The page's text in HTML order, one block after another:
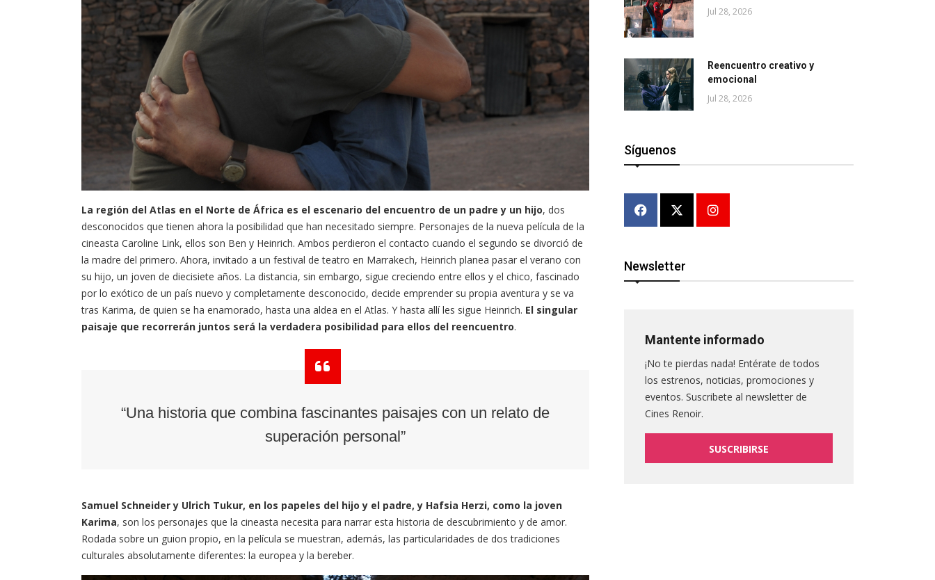
La región del Atlas en el Norte de África es el escenario del encuentro de un padre y un hijo, dos
desconocidos que tienen ahora la posibilidad que han necesitado siempre. Personajes de la nueva película de la
cineasta Caroline Link, ellos son Ben y Heinrich. Ambos perdieron el contacto cuando el segundo se divorció de
la madre del primero. Ahora, invitado a un festival de teatro en Marrakech, Heinrich planea pasar el verano con
su hijo, un joven de diecisiete años. La distancia, sin embargo, sigue creciendo entre ellos y el chico, fascinado
por lo exótico de un país nuevo y completamente desconocido, decide emprender su propia aventura y se va
tras Karima, de quien se ha enamorado, hasta una aldea en el Atlas. Y hasta allí les sigue Heinrich. El singular
paisaje que recorrerán juntos será la verdadera posibilidad para ellos del reencuentro.
“Una historia que combina fascinantes paisajes con un relato de
superación personal”
Samuel Schneider y Ulrich Tukur, en los papeles del hijo y el padre, y Hafsia Herzi, como la joven
Karima, son los personajes que la cineasta necesita para narrar esta historia de descubrimiento y de amor.
Rodada sobre un guion propio, en la película se muestran, además, las particularidades de dos tradiciones
culturales absolutamente diferentes: la europea y la bereber.
Jul 28, 2026
Reencuentro creativo y
emocional
Jul 28, 2026
Síguenos
Newsletter
Mantente informado
¡No te pierdas nada! Entérate de todos
los estrenos, noticias, promociones y
eventos. Suscribete al newsletter de
Cines Renoir.
SUSCRIBIRSE